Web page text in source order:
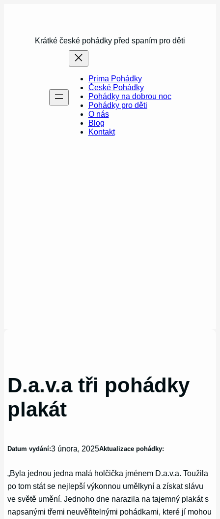
Krátké české pohádky před spaním pro děti
Prima Pohádky
České Pohádky
Pohádky na dobrou noc
Pohádky pro děti
O nás
Blog
Kontakt
D.a.v.a tři pohádky
plakát
Datum vydání:3 února, 2025Aktualizace pohádky:
„Byla jednou jedna malá holčička jménem D.a.v.a. Toužila
po tom stát se nejlepší výkonnou umělkyní a získat slávu
ve světě umění. Jednoho dne narazila na tajemný plakát s
napsanými třemi neuvěřitelnými pohádkami, které jí mohou